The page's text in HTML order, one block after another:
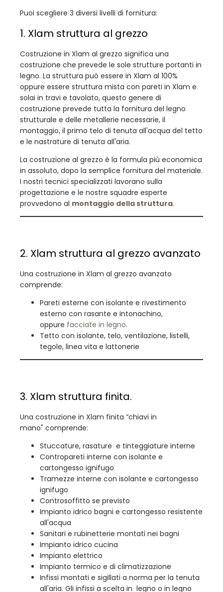
Puoi scegliere 3 diversi livelli di fornitura:
1. Xlam struttura al grezzo
Costruzione in Xlam al grezzo significa una
costruzione che prevede le sole strutture portanti in
legno. La struttura può essere in Xlam al 100%
oppure essere struttura mista con pareti in Xlam e
solai in travi e tavolato, questo genere di
costruzione prevede tutta la fornitura del legno
strutturale e delle metallerie necessarie, il
montaggio, il primo telo di tenuta all'acqua del tetto
e le nastrature di tenuta all'aria.
La costruzione al grezzo è la formula più economica
in assoluto, dopo la semplice fornitura del materiale.
I nostri tecnici specializzati lavorano sulla
progettazione e le nostre squadre esperte
provvedono al montaggio della struttura.
2. Xlam struttura al grezzo avanzato
Una costruzione in Xlam al grezzo avanzato
comprende:
Pareti esterne con isolante e rivestimento
esterno con rasante e intonachino,
oppure facciate in legno.
Tetto con isolante, telo, ventilazione, listelli,
tegole, linea vita e lattonerie
3. Xlam struttura finita.
Una costruzione in Xlam finita “chiavi in
mano" comprende:
Stuccature, rasature e tinteggiature interne
Contropareti interne con isolante e
cartongesso ignifugo
Tramezze interne con isolante e cartongesso
ignifugo
Controsoffitto se previsto
Impianto idrico bagni e cartongesso resistente
all'acqua
Sanitari e rubinetterie montati nei bagni
Impianto idrico cucina
Impianto elettrico
Impianto termico e di climatizzazione
Infissi montati e sigillati a norma per la tenuta
all'aria. Gli infissi a scelta in legno o in legno